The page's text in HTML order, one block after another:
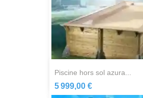
piscine hors sol azura...
5 999,00 €